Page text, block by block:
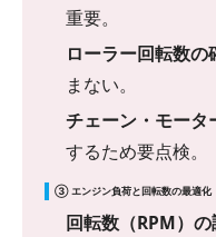
重要。
ローラー回転数の
まない。
チェーン・モータ
するため要点検。
③ エンジン負荷と回転数の最適化
回転数（RPM）の